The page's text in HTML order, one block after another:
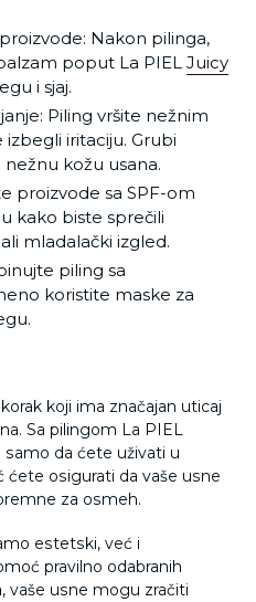
Nakon pilinga,
poput La PIEL Juicy
i sjaj.
Piling vršite nežnim
iritaciju. Grubi
kožu usana.
proizvode sa SPF-om
kako biste sprečili
mladalački izgled.
piling sa
koristite maske za
koji ima značajan uticaj
Sa pilingom La PIEL
samo da ćete uživati u
osigurati da vaše usne
za osmeh.
estetski, već i
pravilno odabranih
vaše usne mogu zračiti